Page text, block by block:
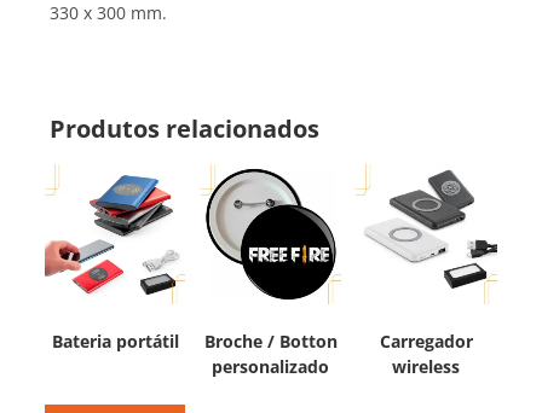
330 x 300 mm.
Produtos relacionados
Bateria portátil
Broche / Botton
personalizado
Carregador
wireless